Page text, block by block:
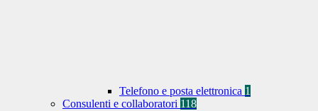
Telefono e posta elettronica 1
Consulenti e collaboratori 118